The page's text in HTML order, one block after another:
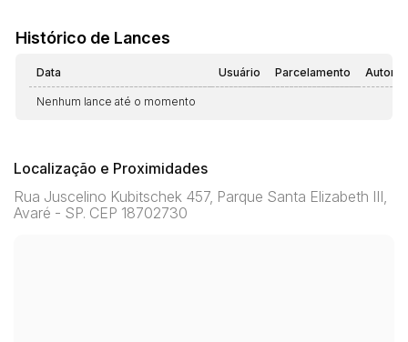
Histórico de Lances
Data Usuário Parcelamento
Nenhum lance até o momento
Localização e Proximidades
Rua Juscelino Kubitschek 457, Parque Santa Elizabeth III,
Avaré - SP. CEP 18702730